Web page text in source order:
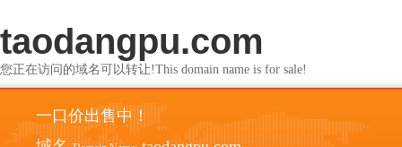
taodangpu.com
您正在访问的域名可以转让!This domain name is for sale!
一口价出售中！